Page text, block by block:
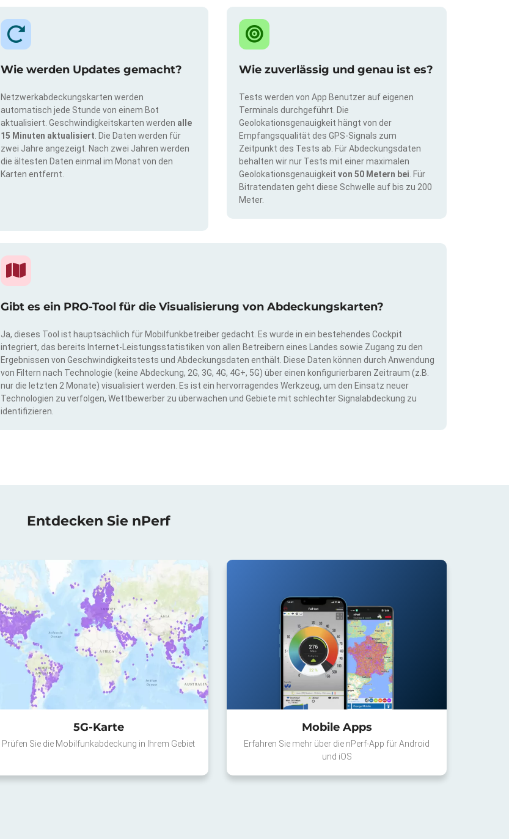
Wie werden Updates gemacht?
Netzwerkabdeckungskarten werden
automatisch jede Stunde von einem Bot
aktualisiert. Geschwindigkeitskarten werden alle
15 Minuten aktualisiert . Die Daten werden für
zwei Jahre angezeigt. Nach zwei Jahren werden
die ältesten Daten einmal im Monat von den
Karten entfernt.
Wie zuverlässig und genau ist es?
Tests werden von App Benutzer auf eigenen
Terminals durchgeführt. Die
Geolokationsgenauigkeit hängt von der
Empfangsqualität des GPS-Signals zum
Zeitpunkt des Tests ab. Für Abdeckungsdaten
behalten wir nur Tests mit einer maximalen
Geolokationsgenauigkeit von 50 Metern bei . Für
Bitratendaten geht diese Schwelle auf bis zu 200
Meter.
Gibt es ein PRO-Tool für die Visualisierung von Abdeckungskarten?
Ja, dieses Tool ist hauptsächlich für Mobilfunkbetreiber gedacht. Es wurde in ein bestehendes Cockpit
integriert, das bereits Internet-Leistungsstatistiken von allen Betreibern eines Landes sowie Zugang zu den
Ergebnissen von Geschwindigkeitstests und Abdeckungsdaten enthält. Diese Daten können durch Anwendung
von Filtern nach Technologie (keine Abdeckung, 2G, 3G, 4G, 4G+, 5G) über einen konfigurierbaren Zeitraum (z.B.
nur die letzten 2 Monate) visualisiert werden. Es ist ein hervorragendes Werkzeug, um den Einsatz neuer
Technologien zu verfolgen, Wettbewerber zu überwachen und Gebiete mit schlechter Signalabdeckung zu
identifizieren.
Entdecken Sie nPerf
5G-Karte
Prüfen Sie die Mobilfunkabdeckung in Ihrem Gebiet
Mobile Apps
Erfahren Sie mehr über die nPerf-App für Android
und iOS